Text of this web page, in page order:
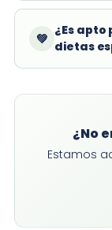
💚
¿Es
dietas
¿No
Estamos